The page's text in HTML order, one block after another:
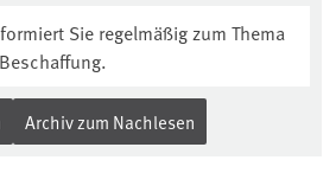
Sie regelmäßig zum Thema
Archiv zum Nachlesen